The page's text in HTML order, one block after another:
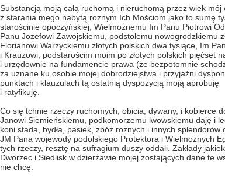
Substancją moją całą ruchomą i nieruchomą przez wiek mój
z starania mego nabytą rożnym Ich Mościom jako to sumę
starościnie opoczyńskiej, Wielmożnemu Im Panu Piotrowi
Panu Jozefowi Zawojskiemu, podstolemu nowogrodzkiemu
Florianowi Warzyckiemu złotych polskich dwa tysiące, Im
i Krauzowi, podstarościm moim po złotych polskich pięćset
i urzędownie na fundamencie prawa (że bezpotomnie
za uznane ku osobie mojej dobrodziejstwa i przyjaźni
punktach i klauzulach tą ostatnią dyspozycją moją aprobuję
i ratyfikuję.
Co się tchnie rzeczy ruchomych, obicia, dywany, i kobierce
Janowi Siemieńskiemu, podkomorzemu lwowskiemu daję i
koni stada, bydła, pasiek, zbóż rożnych i innych
JM Pana wojewody podolskiego Protektora i Wielmożnych
tych rzeczy, resztę na sufragium duszy oddali. Zakłady
Dworzec i Siedlisk w dzierżawie mojej zostających dane te
nie chcę.